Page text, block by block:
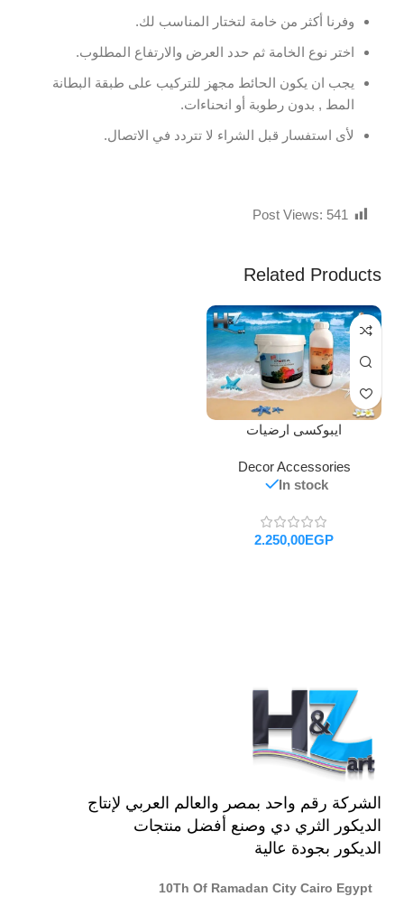
وفرنا أكثر من خامة لتختار المناسب لك.
اختر نوع الخامة ثم حدد العرض والارتفاع المطلوب.
يجب ان يكون الحائط مجهز للتركيب على طبقة البطانة
المط , بدون رطوبة أو انحناءات.
لأى استفسار قبل الشراء لا تتردد في الاتصال.
Post Views: 541
Related Products
ايبوكسى ارضيات
Decor Accessories
In stock
EGP
الشركة رقم واحد بمصر والعالم العربي لإنتاج
الديكور الثري دي وصنع أفضل منتجات
الديكور بجودة عالية
10Th Of Ramadan City Cairo Egypt